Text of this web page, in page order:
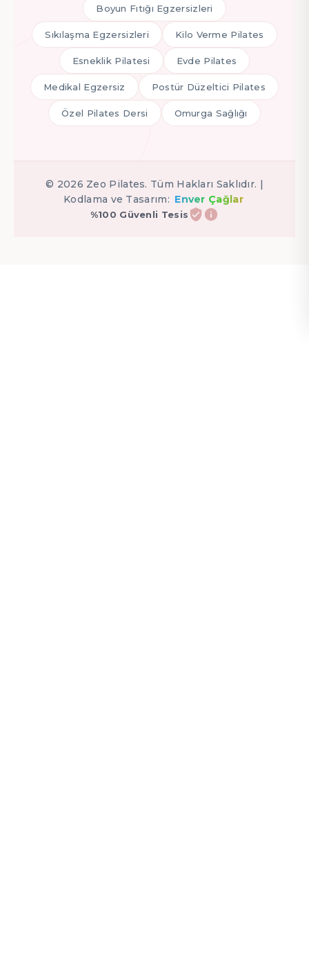
Boyun Fıtığı Egzersizleri
Sıkılaşma Egzersizleri Kilo Verme Pilates
Esneklik Pilatesi Evde Pilates
Medikal Egzersiz Postür Düzeltici Pilates
Özel Pilates Dersi Omurga Sağlığı
© 2026 Zeo Pilates. Tüm Hakları Saklıdır. |
Kodlama ve Tasarım: Enver Çağlar
%100 Güvenli Tesis